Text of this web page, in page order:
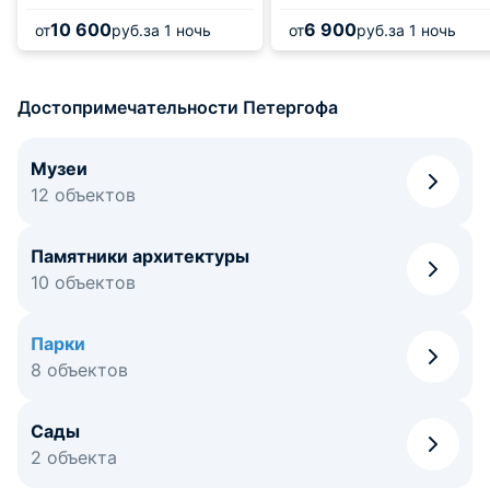
от10 600руб.за 1 ночь от6 900руб.за 1 ночь
Достопримечательности Петергофа
Музеи
12 объектов
Памятники архитектуры
10 объектов
Парки
8 объектов
Сады
2 объекта